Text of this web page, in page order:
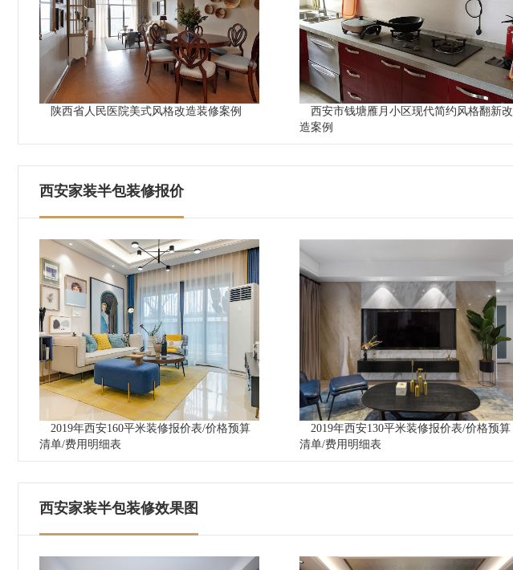
陕西省人民医院美式风格改造装修案例
西安市钱塘雁月小区现代简约风格翻新改
造案例
西安家装半包装修报价
2019年西安160平米装修报价表/价格预算
清单/费用明细表
2019年西安130平米装修报价表/价格预算
清单/费用明细表
西安家装半包装修效果图